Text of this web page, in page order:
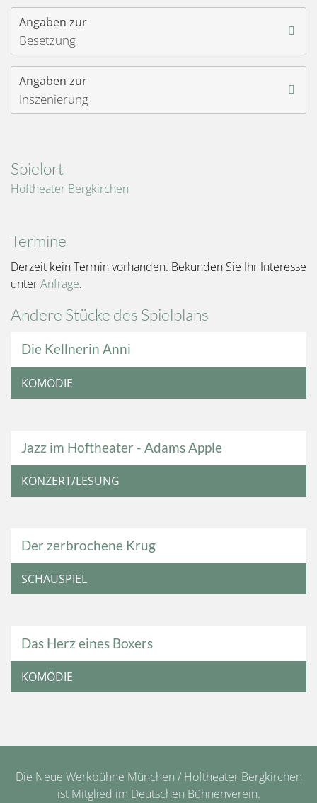
Angaben zur
Besetzung
Angaben zur
Inszenierung
Spielort
Hoftheater Bergkirchen
Termine
Derzeit kein Termin vorhanden. Bekunden Sie Ihr Interesse
unterAnfrage.
Andere Stücke des Spielplans
Die Kellnerin Anni
KOMÖDIE
Jazz im Hoftheater - Adams Apple
KONZERT/LESUNG
Der zerbrochene Krug
SCHAUSPIEL
Das Herz eines Boxers
KOMÖDIE
Die Neue Werkbühne München / Hoftheater Bergkirchen
ist Mitglied im Deutschen Bühnenverein.